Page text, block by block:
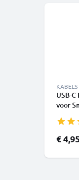
USB-
voor
1,0m
€